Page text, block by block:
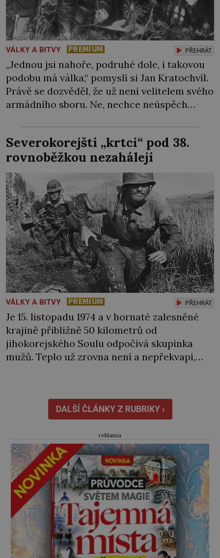
VÁLKY A BITVY PREMIUM PŘEHRÁT
„Jednou jsi nahoře, podruhé dole, i takovou
podobu má válka,“ pomyslí si Jan Kratochvíl.
Právě se dozvěděl, že už není velitelem svého
armádního sboru. Ne, nechce neúspěch
O jeho schopnosti tu ovšem nejde. Sověti
zkrátka musejí najít viníka… Generál
Heliodor Píka (1897–1949), velitel mise
Československé armády […]
Severokorejští „krtci“ pod 38.
rovnoběžkou nezahálejí
VÁLKY A BITVY PREMIUM PŘEHRÁT
Je 15. listopadu 1974 a v hornaté zalesněné
krajině přibližně 50 kilometrů od
jihokorejského Soulu odpočívá skupinka
mužů. Teplo už zrovna není a nepřekvapí,
nedaleký teplý vzduch stoupající ze země.
Vydá se na průzkum… Jak se k místu
přibližuje, slyší i sílící neznámé […]
DALŠÍ ČLÁNKY Z RUBRIKY ›
reklama